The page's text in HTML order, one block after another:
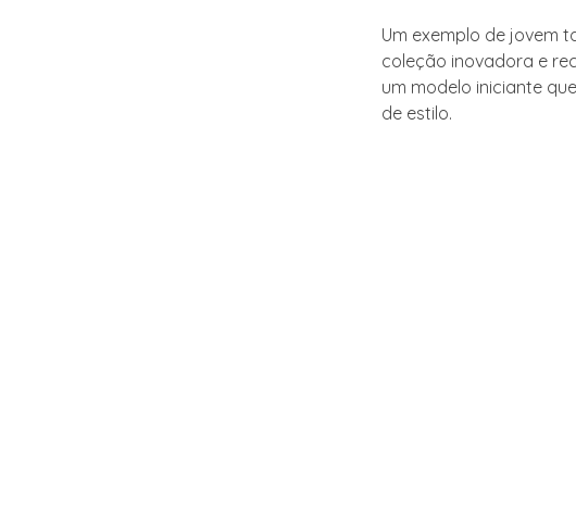
Um exemplo de jovem
coleção inovadora e
um modelo iniciante
de estilo.